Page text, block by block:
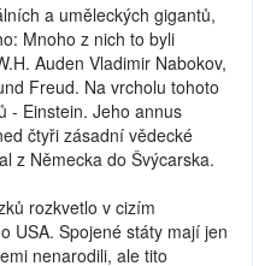
a uměleckých gigantů,
Mnoho z nich to byli
Auden Vladimir Nabokov,
Freud. Na vrcholu tohoto
- Einstein. Jeho annus
čtyři zásadní vědecké
z Německa do Švýcarska.
rozkvetlo v cizím
USA. Spojené státy mají jen
nenarodili, ale tito